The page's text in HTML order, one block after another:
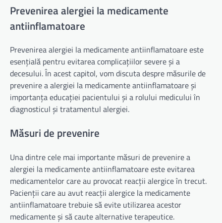
Prevenirea alergiei la medicamente
antiinflamatoare
Prevenirea alergiei la medicamente antiinflamatoare este
esențială pentru evitarea complicațiilor severe și a
decesului. În acest capitol, vom discuta despre măsurile de
prevenire a alergiei la medicamente antiinflamatoare și
importanța educației pacientului și a rolului medicului în
diagnosticul și tratamentul alergiei.
Măsuri de prevenire
Una dintre cele mai importante măsuri de prevenire a
alergiei la medicamente antiinflamatoare este evitarea
medicamentelor care au provocat reacții alergice în trecut.
Pacienții care au avut reacții alergice la medicamente
antiinflamatoare trebuie să evite utilizarea acestor
medicamente și să caute alternative terapeutice.